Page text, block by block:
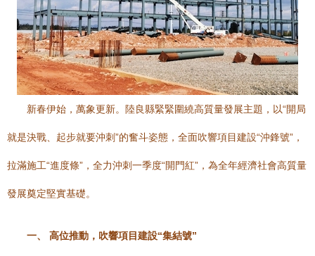
新春伊始，萬象更新。陸良縣緊緊圍繞高質量發展主題，以“開局
就是決戰、起步就要沖刺”的奮斗姿態，全面吹響項目建設“沖鋒號”，
拉滿施工“進度條”，全力沖刺一季度“開門紅”，為全年經濟社會高質量
發展奠定堅實基礎。
一、 高位推動，吹響項目建設“集結號”